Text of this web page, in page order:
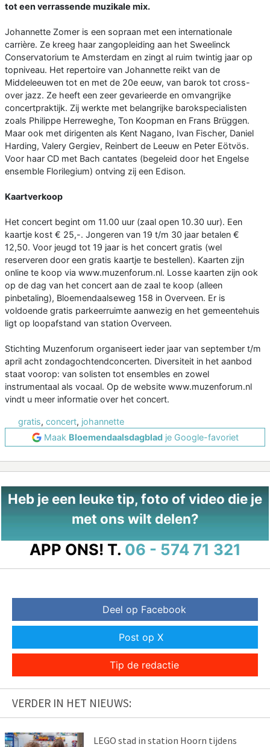
tot een verrassende muzikale mix.
Johannette Zomer is een sopraan met een internationale
carrière. Ze kreeg haar zangopleiding aan het Sweelinck
Conservatorium te Amsterdam en zingt al ruim twintig jaar op
topniveau. Het repertoire van Johannette reikt van de
Middeleeuwen tot en met de 20e eeuw, van barok tot cross-
over jazz. Ze heeft een zeer gevarieerde en omvangrijke
concertpraktijk. Zij werkte met belangrijke barokspecialisten
zoals Philippe Herreweghe, Ton Koopman en Frans Brüggen.
Maar ook met dirigenten als Kent Nagano, Ivan Fischer, Daniel
Harding, Valery Gergiev, Reinbert de Leeuw en Peter Eötvös.
Voor haar CD met Bach cantates (begeleid door het Engelse
ensemble Florilegium) ontving zij een Edison.
Kaartverkoop
Het concert begint om 11.00 uur (zaal open 10.30 uur). Een
kaartje kost € 25,-. Jongeren van 19 t/m 30 jaar betalen €
12,50. Voor jeugd tot 19 jaar is het concert gratis (wel
reserveren door een gratis kaartje te bestellen). Kaarten zijn
online te koop via www.muzenforum.nl. Losse kaarten zijn ook
op de dag van het concert aan de zaal te koop (alleen
pinbetaling), Bloemendaalseweg 158 in Overveen. Er is
voldoende gratis parkeerruimte aanwezig en het gemeentehuis
ligt op loopafstand van station Overveen.
Stichting Muzenforum organiseert ieder jaar van september t/m
april acht zondagochtendconcerten. Diversiteit in het aanbod
staat voorop: van solisten tot ensembles en zowel
instrumentaal als vocaal. Op de website www.muzenforum.nl
vindt u meer informatie over het concert.
gratis, concert, johannette
Maak Bloemendaalsdagbladje Google-favoriet
Heb je een leuke tip, foto of video die je
met ons wilt delen?
APP ONS! T. 06 - 574 71 321
Deel op Facebook
Post op X
Tip de redactie
VERDER IN HET NIEUWS:
LEGO stad in station Hoorn tijdens